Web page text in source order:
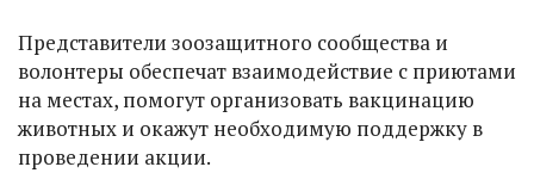
Представители зоозащитного сообщества и
волонтеры обеспечат взаимодействие с приютами
на местах, помогут организовать вакцинацию
животных и окажут необходимую поддержку в
проведении акции.